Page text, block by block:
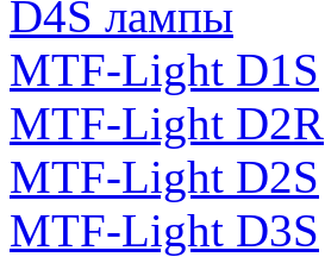
D4S лампы
MTF-Light D1S
MTF-Light D2R
MTF-Light D2S
MTF-Light D3S